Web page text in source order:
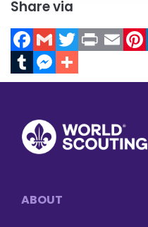
Share via
Facebook
GmailTwitter
TumblrMessenger
Footer
ABOUT